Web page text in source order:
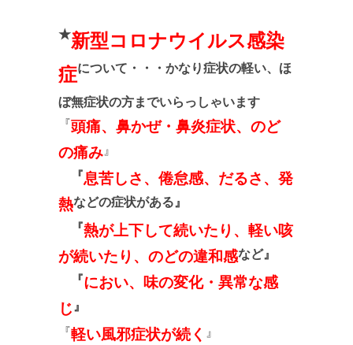
★新型コロナウイルス感染
症について・・・かなり症状の軽い、ほ
ぼ無症状の方までいらっしゃいます
『頭痛、鼻かぜ・鼻炎症状、のど
の痛み 』
『息苦しさ、倦怠感、だるさ、発
熱などの症状がある』
『熱が上下して続いたり、軽い咳
が続いたり、のどの違和感など』
『におい、味の変化・異常な感
じ 』
『軽い風邪症状が続く 』